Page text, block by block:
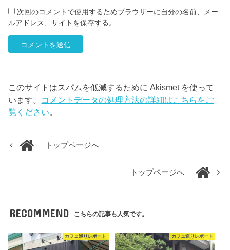
次回のコメントで使用するためブラウザーに自分の名前、メー
ルアドレス、サイトを保存する。
このサイトはスパムを低減するために Akismet を使って
います。 コメントデータの処理方法の詳細はこちらをご
覧ください。
トップページへ
トップページへ
RECOMMEND こちらの記事も人気です。
カフェ巡りレポート カフェ巡りレポート